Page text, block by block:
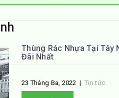
Thùng Rác Nhựa Tại Tây
Đãi Nhất
23 Tháng Ba, 2022 |Tin tức